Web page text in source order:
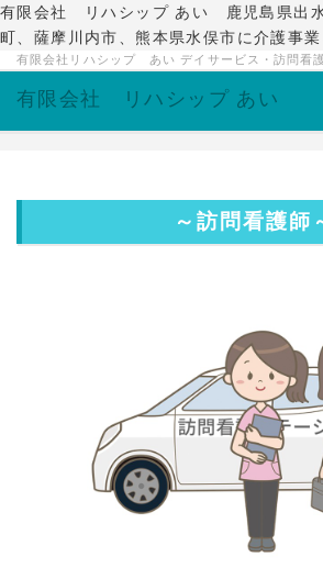
有限会社 リハシップ あい 鹿児島県出
町、薩摩川内市、熊本県水俣市に介護事業
有限会社リハシップ あい デイサービス・訪問看
有限会社 リハシップ あい
～訪問看護師